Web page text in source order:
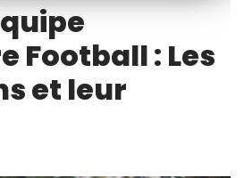
Football : Les
et leur